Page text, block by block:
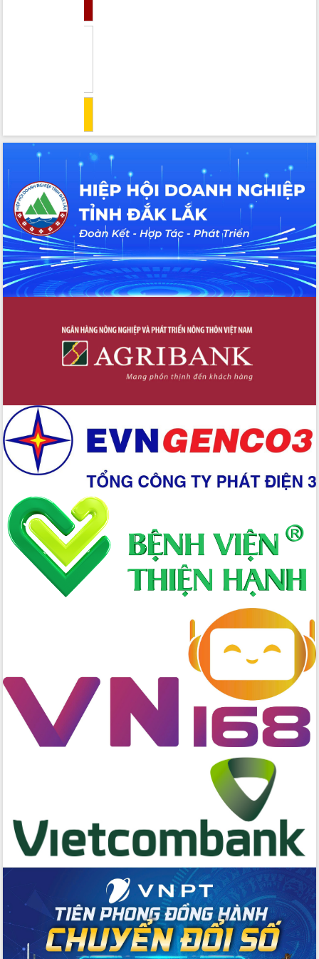
Tăng cường giám sát, đôn đốc thực
Tháo gỡ những vướng mắc, đẩy mạnh
công tác cải cách thủ tục hành chính
tại Trung tâm Phục vụ hành chính
công tỉnh
Đắk Lắk: Tôn vinh 46 giải pháp tại Hội
thi Sáng tạo Kỹ thuật 2024 - 2025
Đắk Lắk rà soát, điều chỉnh Đề án 190
về phát triển nuôi trồng thủy sản
Phó Chủ tịch UBND tỉnh Đắk Lắk
Trương Công Thái kiểm tra thực địa
Dự án cao tốc Khánh Hòa - Buôn Ma
Định vị cà phê Việt Nam như một “di
sản sống” trong dòng chảy toàn cầu
Xây dựng nông thôn mới: Nâng cao đời
sống người dân từ những mô hình thiết
Quyết liệt tháo gỡ vướng mắc, đẩy
nhanh tiến độ các dự án trọng điểm
trong Khu kinh tế Nam Phú Yên
Hòn Yến phát triển du lịch gắn với bảo
tồn biển
Lấy ý kiến điều chỉnh Quy hoạch tỉnh
Đắk Lắk thời kỳ 2021-2030, tầm nhìn
đến năm 2050
Phát động chiến dịch 30 ngày đêm
giải phóng mặt bằng Tuyến đường bộ
ven biển
Đắk Lắk nỗ lực thúc đẩy tăng trưởng
kinh tế từ 10% trở lên trong Quý
Thứ trưởng Bộ Y tế làm việc với tỉnh
Đắk Lắk về phát triển nhân lực y tế
cho trạm y tế cấp xã
Du lịch Đắk Lắk nâng tầm trải nghiệm
du khách thông qua Hệ thống cơ sở dữ
trao đổi thông tin trước Kỳ họp thứ
nhất, Quốc hội khóa XVI
Quyết liệt cải cách hành chính, khơi
thông nguồn lực phát triển
Nâng cao hiệu lực, hiệu quả HĐND
tỉnh thông qua hiện đại hóa hành chính
Xã Ea Phê gắn cải cách hành chính với
chuyển đổi số
Phó Chủ tịch Thường trực UBND tỉnh